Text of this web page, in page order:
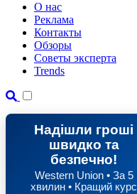
О нас
Реклама
Контакты
Обзоры
Советы эксперта
Trends
Надішли гроші
швидко та
безпечно!
Western Union • За 5
хвилин • Кращий курс